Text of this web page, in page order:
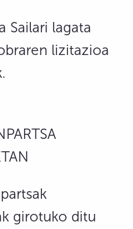
Sailari lagata
lizitazioa
girotuko ditu